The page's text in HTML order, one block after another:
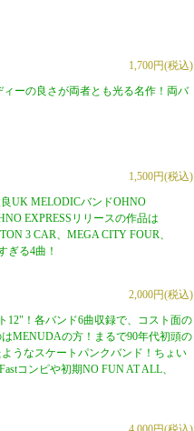
1,700円(税込)
ーの良さが両者とも光る名作！両バ
1,500円(税込)
UK MELODICバンドOHNO
EXPRESSリリースの作品は
3 CAR、MEGA CITY FOUR、
ぎる4曲！
2,000円(税込)
12"！各バンド6曲収録で、コスト面の
MENUDAの方！まるで90年代初頭の
うなスケートパンクバンド！ちょい
コンピや初期NO FUN AT ALL、